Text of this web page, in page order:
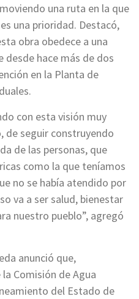
una ruta en la que
una prioridad. Destacó,
obra obedece a una
desde hace más de dos
en la Planta de
con esta visión muy
de seguir construyendo
de las personas, que
como la que teníamos
no se había atendido por
va a ser salud, bienestar
nuestro pueblo”, agregó
anunció que,
Comisión de Agua
del Estado de